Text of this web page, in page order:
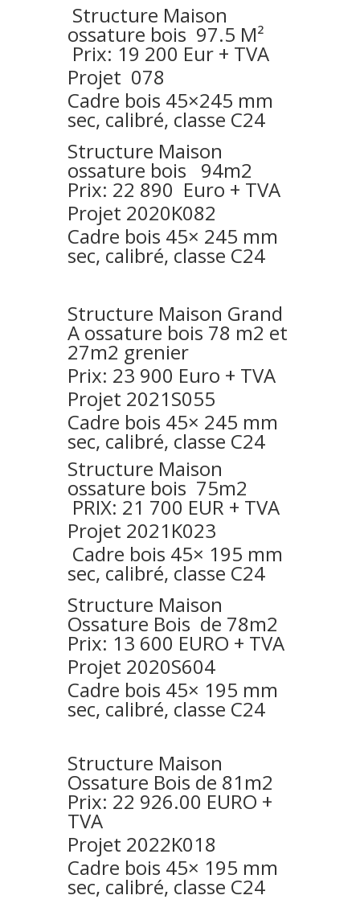
Structure Maison
ossature bois 97.5 M²
Prix: 19 200 Eur + TVA
Projet 078
Cadre bois 45×245 mm
sec, calibré, classe C24
Structure Maison
ossature bois 94m2
Prix: 22 890 Euro + TVA
Projet 2020K082
Cadre bois 45× 245 mm
sec, calibré, classe C24
Structure Maison Grand
A ossature bois 78 m2 et
27m2 grenier
Prix: 23 900 Euro + TVA
Projet 2021S055
Cadre bois 45× 245 mm
sec, calibré, classe C24
Structure Maison
ossature bois 75m2
PRIX: 21 700 EUR + TVA
Projet 2021K023
Cadre bois 45× 195 mm
sec, calibré, classe C24
Structure Maison
Ossature Bois de 78m2
Prix: 13 600 EURO + TVA
Projet 2020S604
Cadre bois 45× 195 mm
sec, calibré, classe C24
Structure Maison
Ossature Bois de 81m2
Prix: 22 926.00 EURO +
TVA
Projet 2022K018
Cadre bois 45× 195 mm
sec, calibré, classe C24